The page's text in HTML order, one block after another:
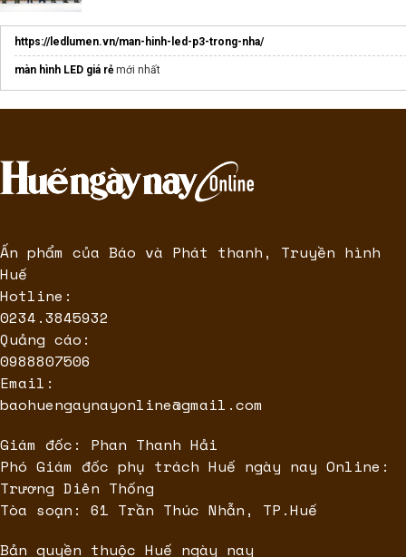
https://ledlumen.vn/man-hinh-led-p3-trong-nha/
màn hình LED giá rẻmới nhất
Ấn phẩm của Báo và Phát thanh, Truyền hình
Huế
Hotline:
0234.3845932
Quảng cáo:
0988807506
Email:
baohuengaynayonline@gmail.com
Giám đốc: Phan Thanh Hải
Phó Giám đốc phụ trách Huế ngày nay Online:
Trương Diên Thống
Tòa soạn: 61 Trần Thúc Nhẫn, TP.Huế
Bản quyền thuộc Huế ngày nay